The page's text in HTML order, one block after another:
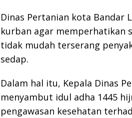
Dinas Pertanian kota Bandar
kurban agar memperhatikan
tidak mudah terserang
sedap.
Dalam hal itu, Kepala Dinas
menyambut idul adha 1445
pengawasan kesehatan